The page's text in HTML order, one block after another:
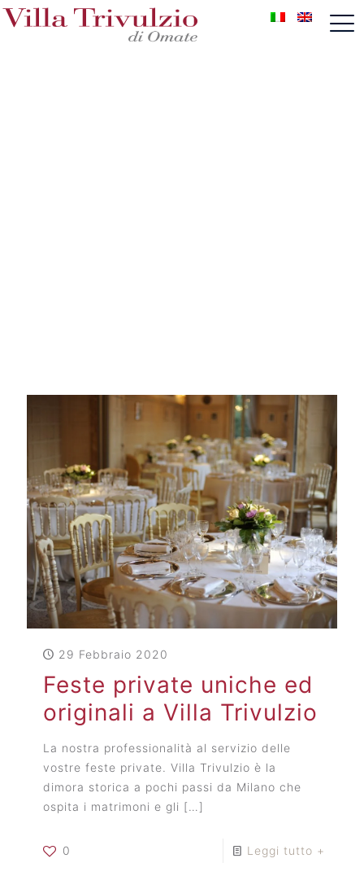
29 Febbraio 2020
Feste private uniche ed
originali a Villa Trivulzio
La nostra professionalità al servizio delle
vostre feste private. Villa Trivulzio è la
dimora storica a pochi passi da Milano che
ospita i matrimoni e gli […]
0 Leggi tutto +